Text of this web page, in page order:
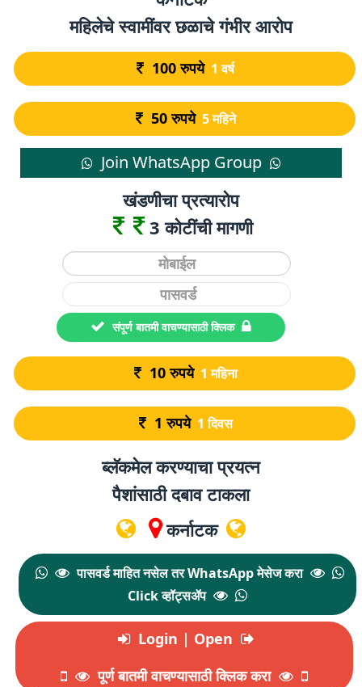
महिलेचे स्वामींवर छळाचे गंभीर आरोप
100 रुपये 1 वर्ष
50 रुपये 5 महिने
Join WhatsApp Group
खंडणीचा प्रत्यारोप
3 कोटींची मागणी
संपूर्ण बातमी वाचण्यासाठी क्लिक
10 रुपये 1 महिना
1 रुपये 1 दिवस
ब्लॅकमेल करण्याचा प्रयत्न
पैशांसाठी दबाव टाकला
कर्नाटक
पासवर्ड माहित नसेल तर WhatsApp मेसेज करा
Click व्हॉट्सॲप
Login | Open
पूर्ण बातमी वाचण्यासाठी क्लिक करा